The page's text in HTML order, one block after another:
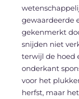
gewaardeerde
gekenmerkt
snijden niet
terwijl de hoed
onderkant
voor het
herfst, maar